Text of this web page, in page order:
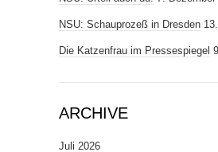
NSU: Schauprozeß in Dresden
Die Katzenfrau im Pressespiegel
ARCHIVE
Juli 2026